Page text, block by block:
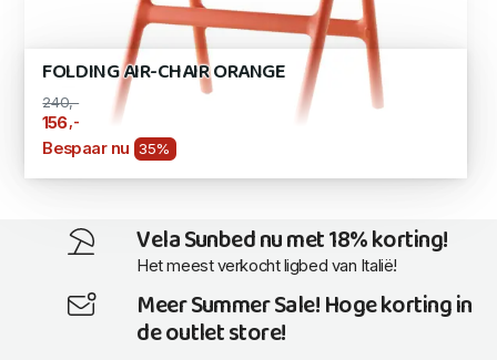
FOLDING AIR-CHAIR ORANGE
240,-
156 ,-
Bespaar nu 35%
Vela Sunbed nu met 18% korting!
Het meest verkocht ligbed van Italië!
Meer Summer Sale! Hoge korting in
de outlet store!